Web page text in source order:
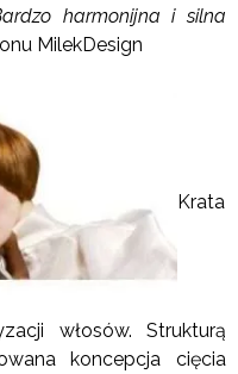
harmonijna i silna
MilekDesign
Krata
włosów. Strukturą
koncepcja cięcia